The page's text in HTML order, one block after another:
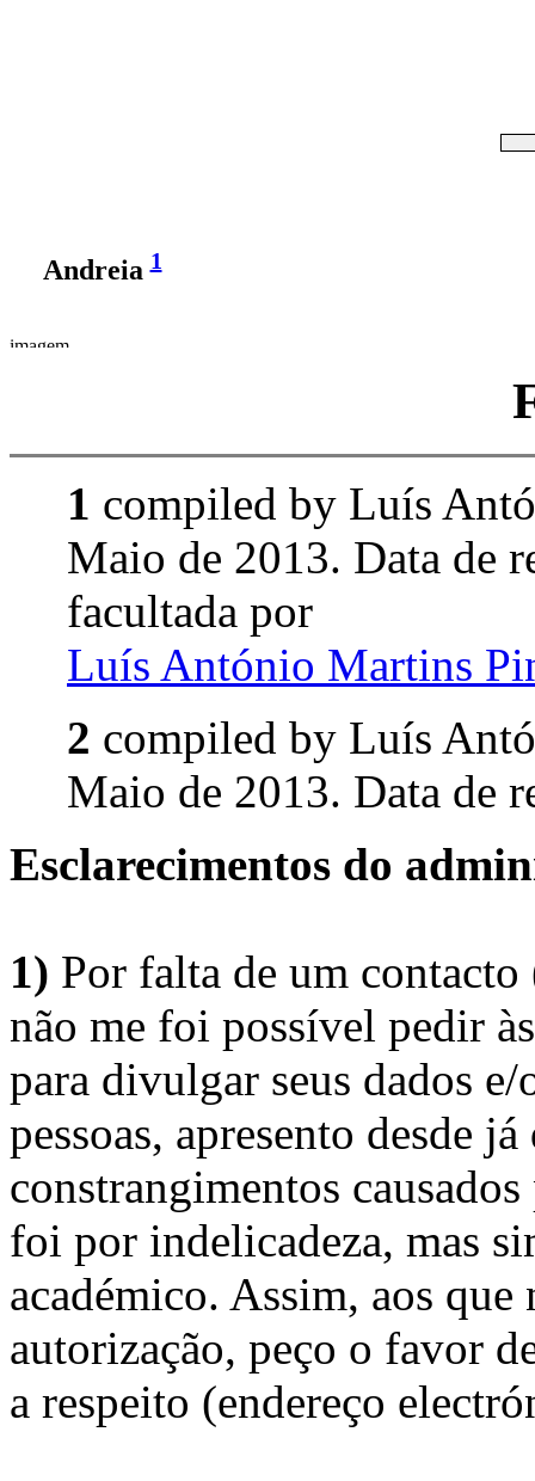
Andreia1
1 compiled by Luís
Maio de 2013. Data de
facultada por
Luís António Martins
2 compiled by Luís
Maio de 2013. Data de
Esclarecimentos do
1) Por falta de um
não me foi possível pedir
para divulgar seus dados
pessoas, apresento desde
constrangimentos
foi por indelicadeza, mas
académico. Assim, aos
autorização, peço o favor
a respeito (endereço